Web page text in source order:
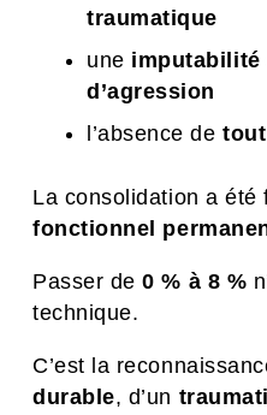
traumatique
une imputabilité
d’agression
l’absence de
La consolidation a été
fonctionnel
Passer de0 % à 8 %
technique.
C’est la
durable, d’un